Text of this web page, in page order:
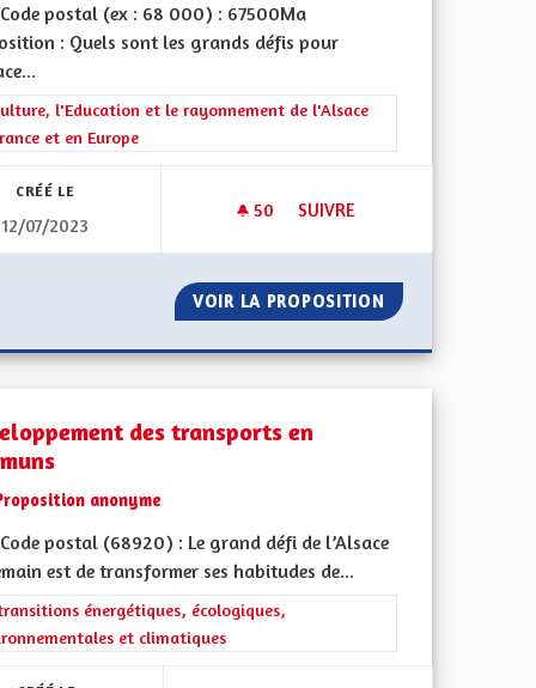
environnementales et climatiques
DOUX
DOUX
postal (ex : 68 000) : 67500Ma
: Quels sont les grands défis pour
les résultats de la catégorie : La Culture, l'Education et le
l'Education et le rayonnement de l'Alsace
et en Europe
CRÉÉ LE
12/07/2023
50 50 ABONNÉS
SUIVRE
VOIR LA PROPOSITION REDEVENIR
des transports en
anonyme
postal (68920) : Le grand défi de l’Alsace
est de transformer ses habitudes de...
les résultats de la catégorie : Les transitions énergétiques,
énergétiques, écologiques,
et climatiques